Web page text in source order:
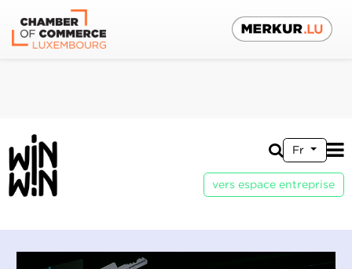
Fr
vers espace entreprise